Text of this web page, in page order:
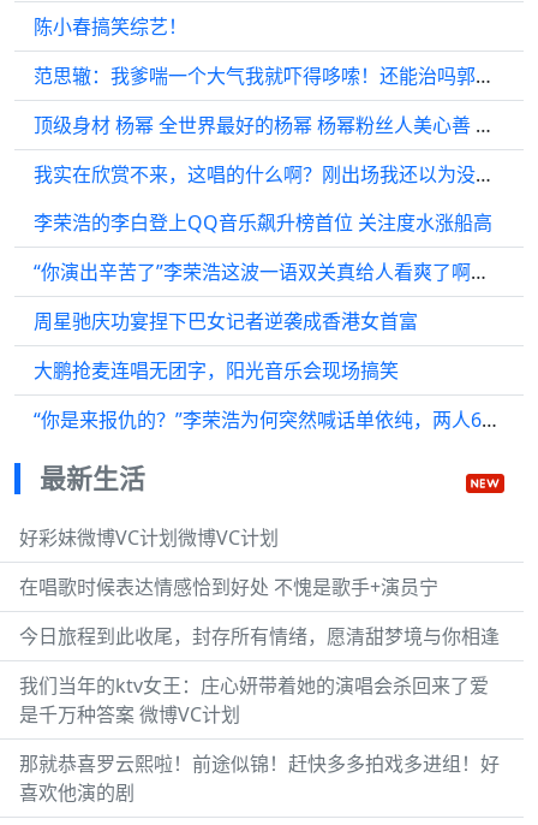
陈小春搞笑综艺！
范思辙：我爹喘一个大气我就吓得哆嗦！还能治吗郭麒麟 #张若昀
顶级身材 杨幂 全世界最好的杨幂 杨幂粉丝人美心善 向全世界安利杨幂杨幂
我实在欣赏不来，这唱的什么啊？刚出场我还以为没有穿上衣呢！
李荣浩的李白登上QQ音乐飙升榜首位 关注度水涨船高
“你演出辛苦了”李荣浩这波一语双关真给人看爽了啊！有文化就是不一样
周星驰庆功宴捏下巴女记者逆袭成香港女首富
大鹏抢麦连唱无团字，阳光音乐会现场搞笑
“你是来报仇的？”李荣浩为何突然喊话单依纯，两人6年交集全梳理
最新生活
好彩妹微博VC计划微博VC计划
在唱歌时候表达情感恰到好处 不愧是歌手+演员宁
今日旅程到此收尾，封存所有情绪，愿清甜梦境与你相逢
我们当年的ktv女王：庄心妍带着她的演唱会杀回来了爱
是千万种答案 微博VC计划
那就恭喜罗云熙啦！前途似锦！赶快多多拍戏多进组！好
喜欢他演的剧